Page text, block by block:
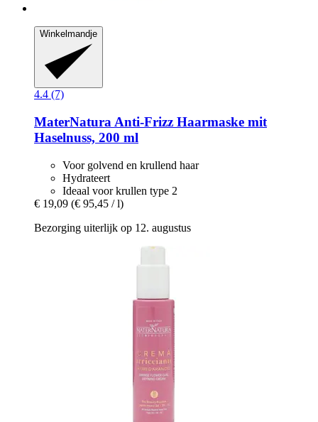
Winkelmandje
4.4 (7)
MaterNatura Anti-​Frizz Haarmaske mit
Haselnuss, 200 ml
Voor golvend en krullend haar
Hydrateert
Ideaal voor krullen type 2
€ 19,09 (€ 95,45 / l)
Bezorging uiterlijk op 12. augustus